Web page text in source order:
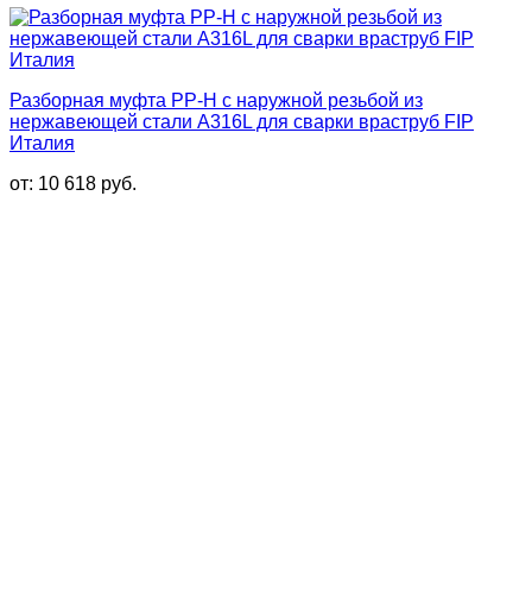
Разборная муфта PP-H с наружной резьбой из
нержавеющей стали A316L для сварки враструб FIP
Италия
от: 10 618 руб.